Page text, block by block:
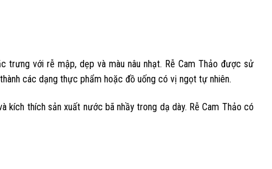
trưng với rễ mập, dẹp và màu nâu nhạt. Rễ Cam Thảo được sử
các dạng thực phẩm hoặc đồ uống có vị ngọt tự nhiên.
kích thích sản xuất nước bã nhầy trong dạ dày. Rễ Cam Thảo có